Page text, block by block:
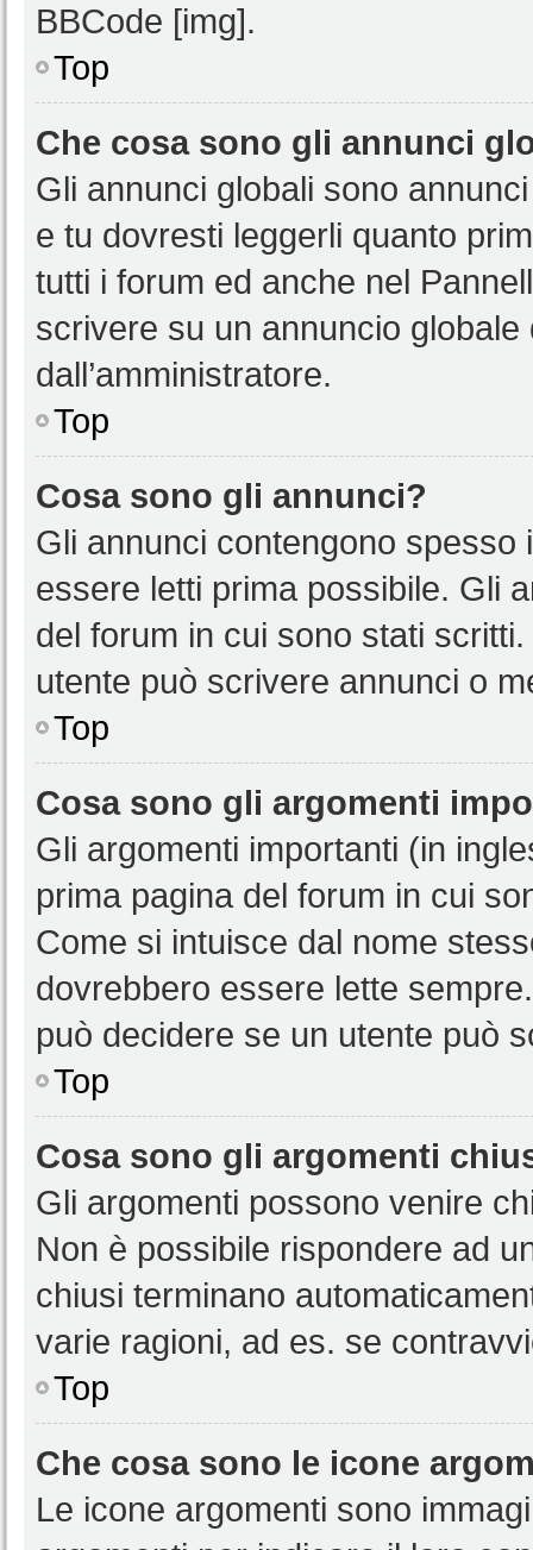
BBCode [img].
Top
Che cosa sono gli annunci
Gli annunci globali sono
e tu dovresti leggerli quanto
tutti i forum ed anche nel
scrivere su un annuncio
dall’amministratore.
Top
Cosa sono gli annunci?
Gli annunci contengono
essere letti prima possibile. Gli
del forum in cui sono stati
utente può scrivere annunci o
Top
Cosa sono gli argomenti
Gli argomenti importanti (in
prima pagina del forum in cui
Come si intuisce dal nome
dovrebbero essere lette
può decidere se un utente può
Top
Cosa sono gli argomenti
Gli argomenti possono venire
Non è possibile rispondere ad
chiusi terminano
varie ragioni, ad es. se
Top
Che cosa sono le icone
Le icone argomenti sono